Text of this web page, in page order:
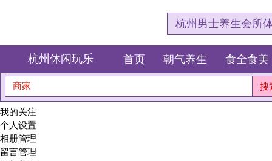
杭州男士养生会所体验网，专注
杭州休闲玩乐 首页 朝气养生 食全食美 狂欢派对
我的关注
个人设置
相册管理
留言管理
添加主题
发表点评
添加榜单